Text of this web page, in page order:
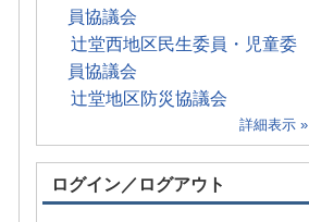
員協議会
辻堂西地区民生委員・児童委
員協議会
辻堂地区防災協議会
詳細表示 »
ログイン／ログアウト